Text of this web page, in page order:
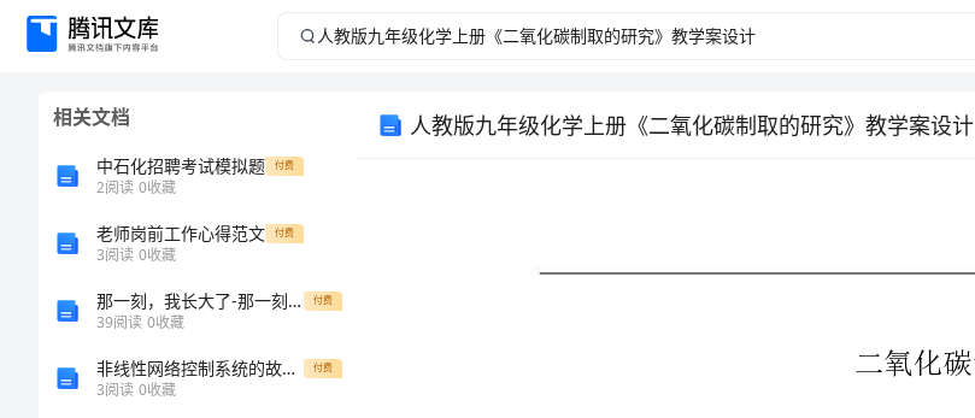
人
相关文档
中石化招聘考试模拟题 付费
2阅读 0收藏
老师岗前工作心得范文 付费
3阅读 0收藏
那一刻，我长大了-那一刻作文600字 付费
39阅读 0收藏
非线性网络控制系统的故障检测的开题报告 付费
3阅读 0收藏
人教版九年级化学上册《二氧化碳制取的研究》教学案设计